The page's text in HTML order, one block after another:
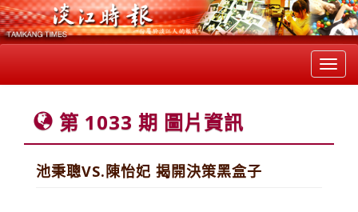
第 1033 期 圖片資訊
池秉聰VS.陳怡妃 揭開決策黑盒子